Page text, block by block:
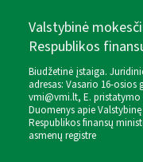
Valstybinė
Respublikos
Biudžetinė įstaiga.
adresas: Vasario 16-osios
vmi@vmi.lt, E. pristatymo
Duomenys apie
Respublikos finansų
asmenų registre